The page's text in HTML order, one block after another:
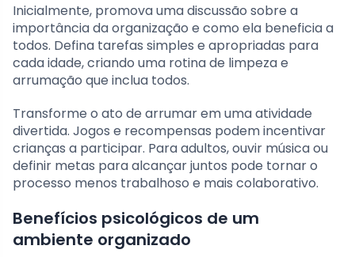
Inicialmente, promova uma discussão sobre a
importância da organização e como ela beneficia a
todos. Defina tarefas simples e apropriadas para
cada idade, criando uma rotina de limpeza e
arrumação que inclua todos.
Transforme o ato de arrumar em uma atividade
divertida. Jogos e recompensas podem incentivar
crianças a participar. Para adultos, ouvir música ou
definir metas para alcançar juntos pode tornar o
processo menos trabalhoso e mais colaborativo.
Benefícios psicológicos de um
ambiente organizado